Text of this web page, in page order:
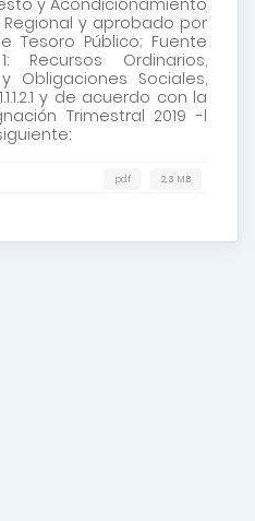
y Acondicionamiento
y aprobado por
Tesoro Público; Fuente
Recursos Ordinarios,
Obligaciones Sociales,
y de acuerdo con la
Trimestral 2019 -l
2,3 MB
pdf